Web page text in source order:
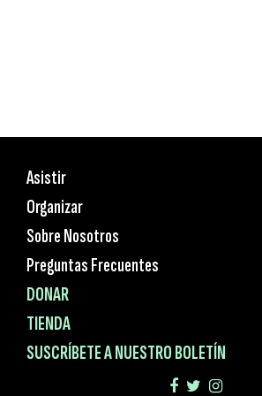
Asistir
Organizar
Sobre Nosotros
Preguntas Frecuentes
DONAR
TIENDA
SUSCRÍBETE A NUESTRO BOLETÍN